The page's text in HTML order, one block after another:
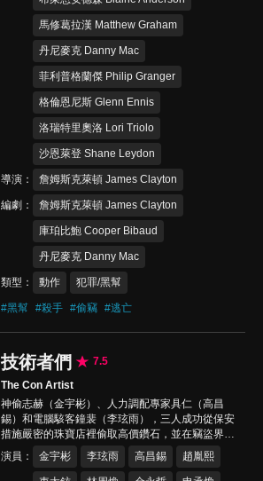
馬修葛拉漢 Matthew Graham
丹尼麥克 Danny Mac
菲利普格蘭傑 Philip Granger
格倫恩尼斯 Glenn Ennis
洛瑞特里奧洛 Lori Triolo
沙恩萊登 Shane Leydon
導演 詹姆斯克萊頓 James Clayton
編劇 詹姆斯克萊頓 James Clayton
庫珀比鮑 Cooper Bibaud
丹尼麥克 Danny Mac
類型 動作 犯罪/黑幫
#黑幫 #殺手 #偷竊 #逃亡
技術者們
7.5
The Con Artist
神偷志赫（金宇彬）、人力調配專家具仁（高昌
錫）和電腦駭客鐘裴（李玹雨），三人成功從保安
措施嚴密的珠寶店裡偷取高價鑽石，並在竊盜界一
夕成名。耳聞三人實力的黑道首領趙社長（金永
哲）決定網羅他們，希望他們盜取藏於仁川海關的
演員 金宇彬 李玹雨 高昌錫 趙胤熙